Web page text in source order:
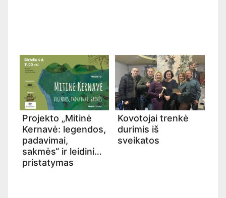
Projekto „Mitinė
Kernavė: legendos,
padavimai,
sakmės“ ir leidinio
pristatymas
Kovotojai trenkė
durimis iš
sveikatos